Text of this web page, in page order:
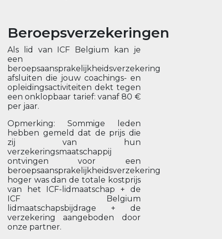
Beroepsverzekeringen
Als lid van ICF Belgium kan je
een
beroepsaansprakelijkheidsverzekering
afsluiten die jouw coachings- en
opleidingsactiviteiten dekt tegen
een onklopbaar tarief: vanaf 80 €
per jaar.
Opmerking: Sommige leden
hebben gemeld dat de prijs die
zij van hun
verzekeringsmaatschappij
ontvingen voor een
beroepsaansprakelijkheidsverzekering
hoger was dan de totale kostprijs
van het ICF-lidmaatschap + de
ICF Belgium
lidmaatschapsbijdrage + de
verzekering aangeboden door
onze partner.